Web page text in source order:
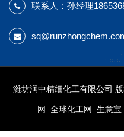
联系人：孙经理
潍坊润中精细化工有限公司
网 全球化工网 生意宝